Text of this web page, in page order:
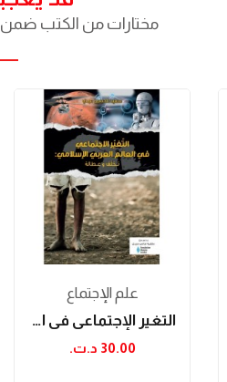
مختارات من الكتب ضمن
علم الإجتماع
التغير الإجتماعي في العالم العربي الإسلامي:...
30.00 د.ت.‏